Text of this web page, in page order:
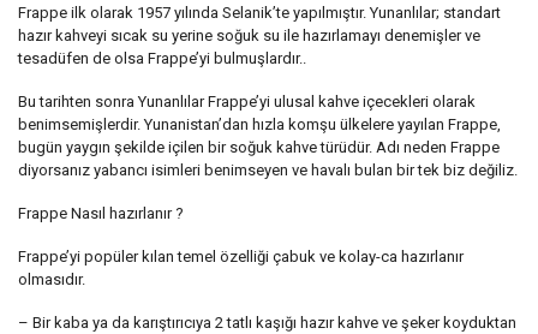
Frappe ilk olarak 1957 yılında Selanik’te yapılmıştır. Yunanlılar; standart
hazır kahveyi sıcak su yerine soğuk su ile hazırlamayı denemişler ve
tesadüfen de olsa Frappe’yi bulmuşlardır..
Bu tarihten sonra Yunanlılar Frappe’yi ulusal kahve içecekleri olarak
benimsemişlerdir. Yunanistan’dan hızla komşu ülkelere yayılan Frappe,
bugün yaygın şekilde içilen bir soğuk kahve türüdür. Adı neden Frappe
diyorsanız yabancı isimleri benimseyen ve havalı bulan bir tek biz değiliz.
Frappe Nasıl hazırlanır ?
Frappe’yi popüler kılan temel özelliği çabuk ve kolay-ca hazırlanır
olmasıdır.
– Bir kaba ya da karıştırıcıya 2 tatlı kaşığı hazır kahve ve şeker koyduktan